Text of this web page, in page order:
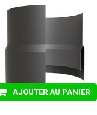
AJOUTER AU PANIER